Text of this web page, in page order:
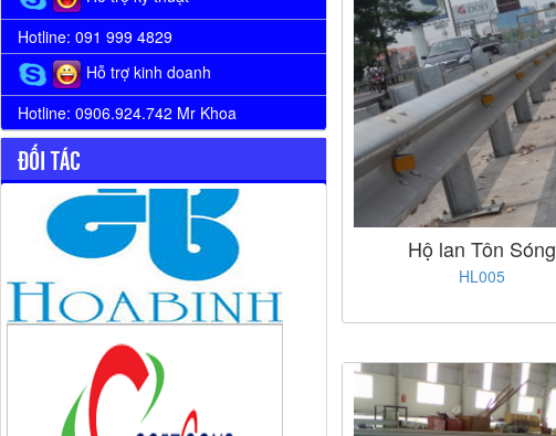
Hộ lan Tôn Sóng
HL005
Hotline: 091 999 4829
Hỗ trợ kinh doanh
Hotline: 0906.924.742 Mr Khoa
ĐỐI TÁC